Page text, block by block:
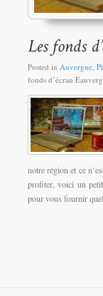
Posted in Auvergne
fonds d’écran
notre région et ce
profiter, voici un
pour vous fournir